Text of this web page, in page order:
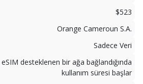
$523
Orange Cameroun S.A.
Sadece Veri
eSIM desteklenen bir ağa bağlandığında
kullanım süresi başlar